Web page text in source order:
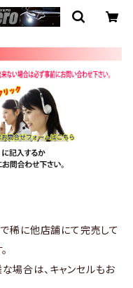
稀に他店舗にて完売して
場合は、キャンセルもお